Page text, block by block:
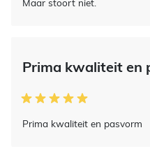
Maar stoort niet.
Prima kwaliteit en
Prima kwaliteit en pasvorm